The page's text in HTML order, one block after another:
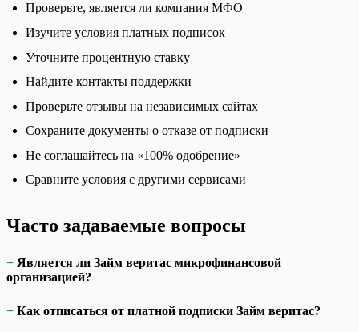
Проверьте, является ли компания МФО
Изучите условия платных подписок
Уточните процентную ставку
Найдите контакты поддержки
Проверьте отзывы на независимых сайтах
Сохраните документы о отказе от подписки
Не соглашайтесь на «100% одобрение»
Сравните условия с другими сервисами
Часто задаваемые вопросы
Является ли Займ веритас микрофинансовой
организацией?
Как отписаться от платной подписки Займ веритас?